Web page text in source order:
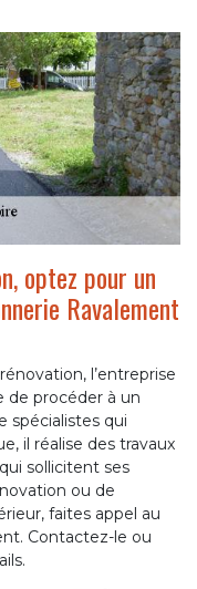
optez pour un
Ravalement
l’entreprise
de procéder à un
spécialistes qui
il réalise des travaux
sollicitent ses
ou de
faites appel au
Contactez-le ou